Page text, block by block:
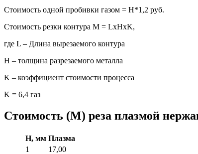
Стоимость одной пробивки газом = H*1,2 руб.
Стоимость резки контура М = LxHxK,
где L – Длина вырезаемого контура
H – толщина разрезаемого металла
K – коэффициент стоимости процесса
K = 6,4 газ
Стоимость (M) реза плазмой
H, мм Плазма
1
17,00